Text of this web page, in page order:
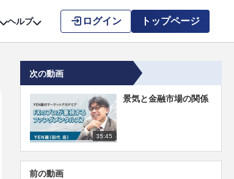
ヘルプ ログイン トップページ
次の動画
35:45
景気と金融市場の関係
前の動画